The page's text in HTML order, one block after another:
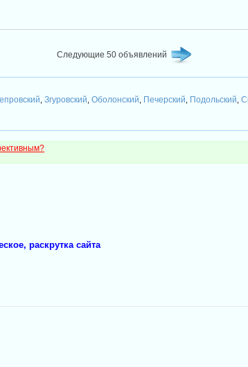
Следующие 50 объявлений
,Згуровский ,Оболонский Печерский Подольский ,
раскрутка сайта